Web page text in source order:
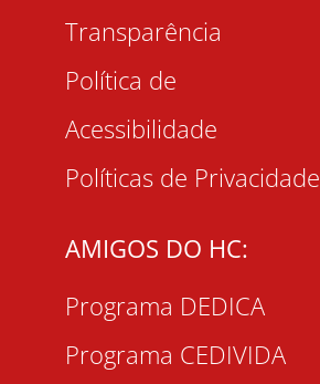
Transparência
Política de
Acessibilidade
Políticas de Privacidade
AMIGOS DO HC:
Programa DEDICA
Programa CEDIVIDA